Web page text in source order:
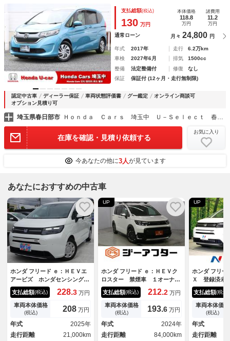
音楽 両側自動ドア リモコンキー デュアルエアバック ス
マキ－ ＤＶＤ再生可 整備記録簿 禁煙 ＡＵＸ接続 横滑
り防止
支払総額(税込)
130 万円
本体価格
118.8
万円
諸費用
11.2
万円
通常ローン 月々 24,800 円
年式 2017年 走行
6.2万km
車検
2027年6月 排気
1500cc
整備
法定整備付 修復
なし
保証
保証付 (12ヶ月・走行無制限)
認定中古車 ディーラー保証 車両状態評価書 グー鑑定
オンライン商談可
オプション見積り可
埼玉県春日部市 Ｈｏｎｄａ Ｃａｒｓ 埼玉中 Ｕ－Ｓｅｌｅｃｔ 春日部中央
在庫を確認・見積り依頼する
お気に入り
今あなたの他に3人が見ています
あなたにおすすめの中古車
ホンダ フリード ｅ：ＨＥＶエ
アービズ ホンダセンシング
純正８インチディスプレイ Ａ
ｐｐｌｅ Ｃａｒｐｌａｙ Ａ
ｎｄｒｏｉｄ Ａｕｔｏ 両側
パワースライドドア バックカ
メラ ＥＴＣ Ｂｌｕｅｔｏｏ
ｔｈ ＵＳＢ
支払総額(税込) 228.3 万円
車両本体価格
(税込) 208 万円
年式
2025年
走行距離
21,000km
UP
ホンダ フリード ｅ：ＨＥＶク
ロスター 禁煙車 １オーナ
ー 純正ギャザス９型ナビ フ
ルセグ バックカメラ 両側電
動スライドドア ホンダセンシ
ング アダプティブクルコン
ＢＳＭ シートヒーター ルー
フレール 電子パーキングブレ
ーキ ＥＴＣ
支払総額(税込) 212.2 万円
車両本体価格
(税込) 193.6 万円
年式
2024年
走行距離
84,000km
UP
ホンダ フリ
Ｘ 登録済未
ンチナビ バ
電動ドア 衝
ム レーダー
レザーシー
ー ＬＥＤヘ
ンチアルミ
支払総額(税込)
車両本体価格
(税込)
年式
走行距離